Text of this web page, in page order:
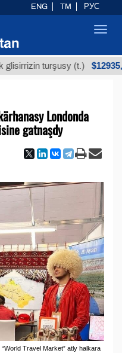
turşusy (t.) $12935,18
Londonda
gatnaşdy
Travel Market” atly halkara
ENG TM РУС